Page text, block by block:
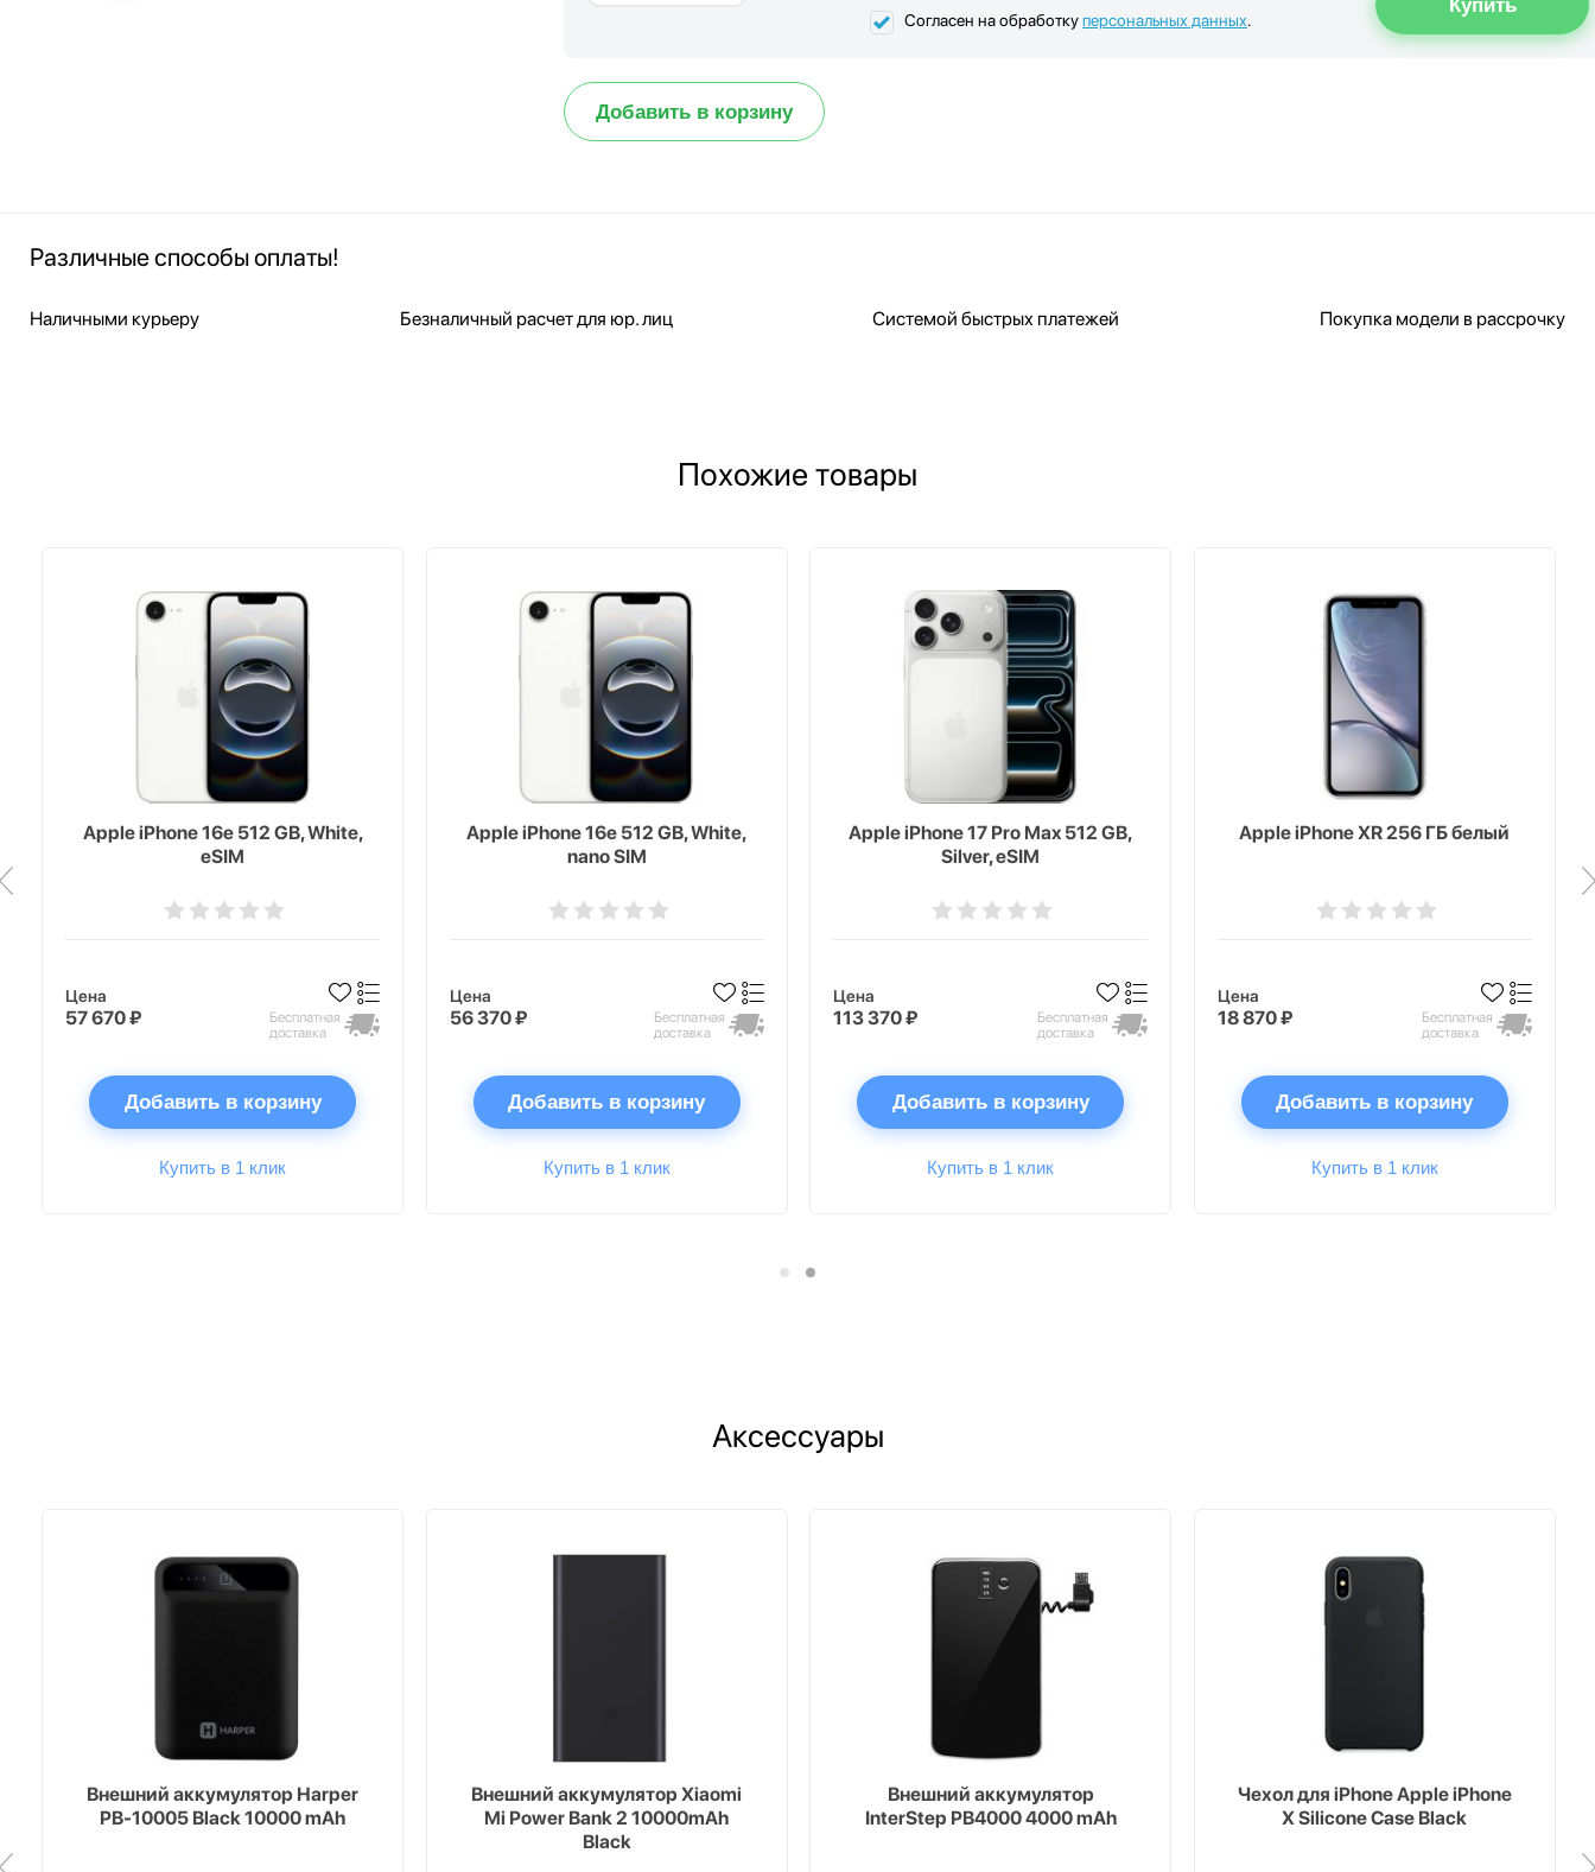
Согласен на обработкуперсональных данных.
Добавить в корзину
Различные способы оплаты!
Наличными курьеру Безналичный расчет для юр. лиц Системой быстрых платежей Покупка модели в рассрочку
Похожие товары
Apple iPhone 16e 512 GB, White,
eSIM
Цена
57 670 ₽
Бесплатная
доставка
Добавить в корзину
Купить в 1 клик
Apple iPhone 16e 512 GB, White,
nano SIM
Цена
56 370 ₽
Бесплатная
доставка
Добавить в корзину
Купить в 1 клик
Apple iPhone 17 Pro Max 512 GB,
Silver, eSIM
Цена
113 370 ₽
Бесплатная
доставка
Добавить в корзину
Купить в 1 клик
Apple iPhone XR 256 ГБ белый
Цена
18 870 ₽
Бесплатная
доставка
Добавить в корзину
Купить в 1 клик
Аксессуары
Внешний аккумулятор Harper
PB-10005 Black 10000 mAh
Внешний аккумулятор Xiaomi
Mi Power Bank 2 10000mAh
Black
Внешний аккумулятор
InterStep PB4000 4000 mAh
Чехол для iPhone Apple iPhone
X Silicone Case Black